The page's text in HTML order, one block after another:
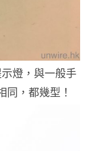
燈，與一般手
，都幾型！